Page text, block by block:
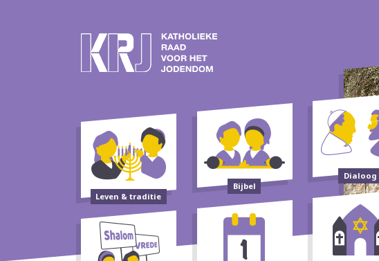
Leven & traditie
Bijbel
Dialoog